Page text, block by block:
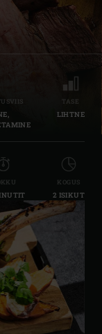
TASE
LIHTNE
KOGUS
2 ISIKUT